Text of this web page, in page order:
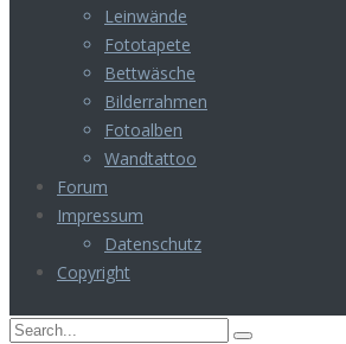
Leinwände
Fototapete
Bettwäsche
Bilderrahmen
Fotoalben
Wandtattoo
Forum
Impressum
Datenschutz
Copyright